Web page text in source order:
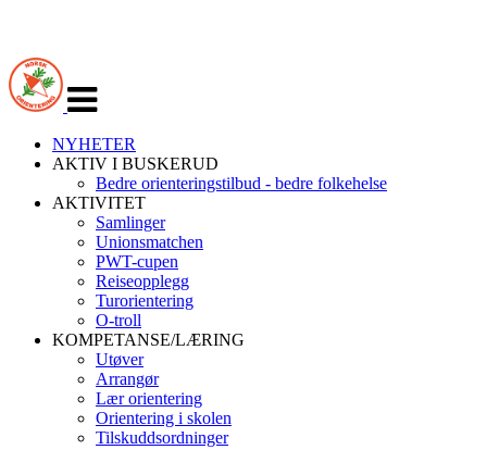
navigasjon
NYHETER
AKTIV I BUSKERUD
Bedre orienteringstilbud - bedre folkehelse
AKTIVITET
Samlinger
Unionsmatchen
PWT-cupen
Reiseopplegg
Turorientering
O-troll
KOMPETANSE/LÆRING
Utøver
Arrangør
Lær orientering
Orientering i skolen
Tilskuddsordninger